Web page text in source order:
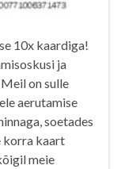
10x kaardiga!
ja
on sulle
aerutamise
soetades
korra kaart
meie